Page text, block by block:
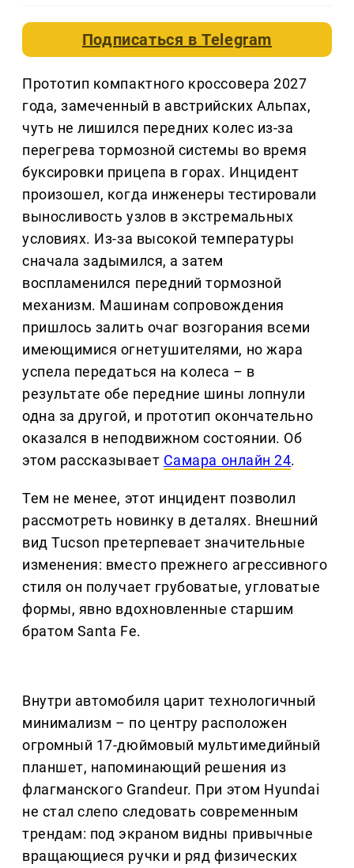
Подписаться вTelegram
Прототип компактного кроссовера 2027
года, замеченный в австрийских Альпах,
чуть не лишился передних колес из-за
перегрева тормозной системы во время
буксировки прицепа в горах. Инцидент
произошел, когда инженеры тестировали
выносливость узлов в экстремальных
условиях. Из-за высокой температуры
сначала задымился, а затем
воспламенился передний тормозной
механизм. Машинам сопровождения
пришлось залить очаг возгорания всеми
имеющимися огнетушителями, но жара
успела передаться на колеса – в
результате обе передние шины лопнули
одна за другой, и прототип окончательно
оказался в неподвижном состоянии. Об
этом рассказывает Самара онлайн 24.
Тем не менее, этот инцидент позволил
рассмотреть новинку в деталях. Внешний
вид Tucson претерпевает значительные
изменения: вместо прежнего агрессивного
стиля он получает грубоватые, угловатые
формы, явно вдохновленные старшим
братом Santa Fe.
Внутри автомобиля царит технологичный
минимализм – по центру расположен
огромный 17-дюймовый мультимедийный
планшет, напоминающий решения из
флагманского Grandeur. При этом Hyundai
не стал слепо следовать современным
трендам: под экраном видны привычные
вращающиеся ручки и ряд физических